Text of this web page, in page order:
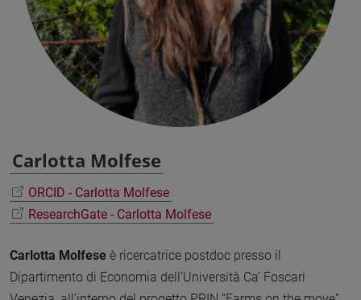
Carlotta Molfese
ORCID - Carlotta Molfese
ResearchGate - Carlotta Molfese
Carlotta Molfese è ricercatrice postdoc presso il
Dipartimento di Economia dell’Università Ca’ Foscari